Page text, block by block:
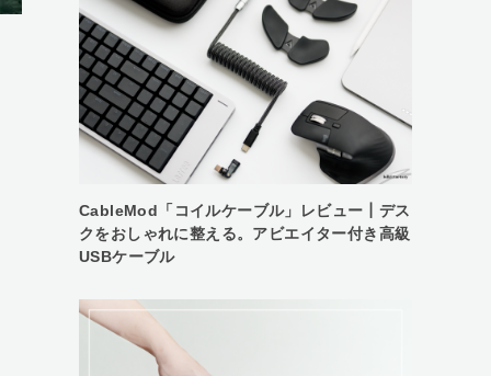
CableMod「コイルケーブル」レビュー┃デス
クをおしゃれに整える。アビエイター付き高級
USBケーブル